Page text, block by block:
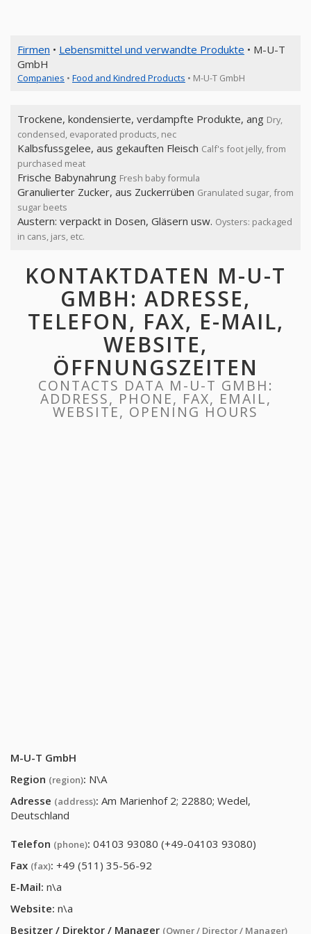
Firmen • Lebensmittel und verwandte Produkte • M-U-T
GmbH
Companies • Food and Kindred Products • M-U-T GmbH
Trockene, kondensierte, verdampfte Produkte, ang Dry,
condensed, evaporated products, nec
Kalbsfussgelee, aus gekauften Fleisch Calf's foot jelly, from
purchased meat
Frische Babynahrung Fresh baby formula
Granulierter Zucker, aus Zuckerrüben Granulated sugar, from
sugar beets
Austern: verpackt in Dosen, Gläsern usw. Oysters: packaged
in cans, jars, etc.
KONTAKTDATEN M-U-T
GMBH: ADRESSE,
TELEFON, FAX, E-MAIL,
WEBSITE,
ÖFFNUNGSZEITEN
CONTACTS DATA M-U-T GMBH:
ADDRESS, PHONE, FAX, EMAIL,
WEBSITE, OPENING HOURS
M-U-T GmbH
Region (region): N\A
Adresse (address): Am Marienhof 2; 22880; Wedel,
Deutschland
Telefon (phone): 04103 93080 (+49-04103 93080)
Fax (fax): +49 (511) 35-56-92
E-Mail: n\a
Website: n\a
Besitzer / Direktor / Manager (Owner / Director / Manager)